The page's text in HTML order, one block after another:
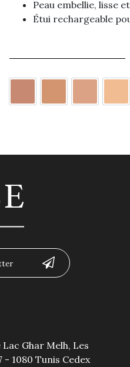
Peau embellie, lisse
Étui rechargeable
Lac Ghar Melh, Les
- 1080 Tunis Cedex